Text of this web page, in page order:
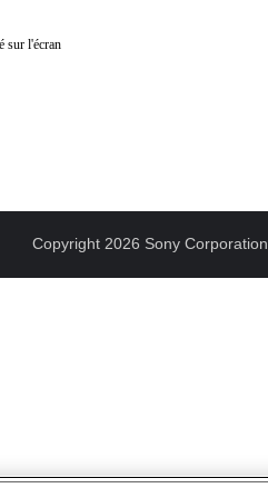
sur l'écran
Copyright 2026 Sony Corporation